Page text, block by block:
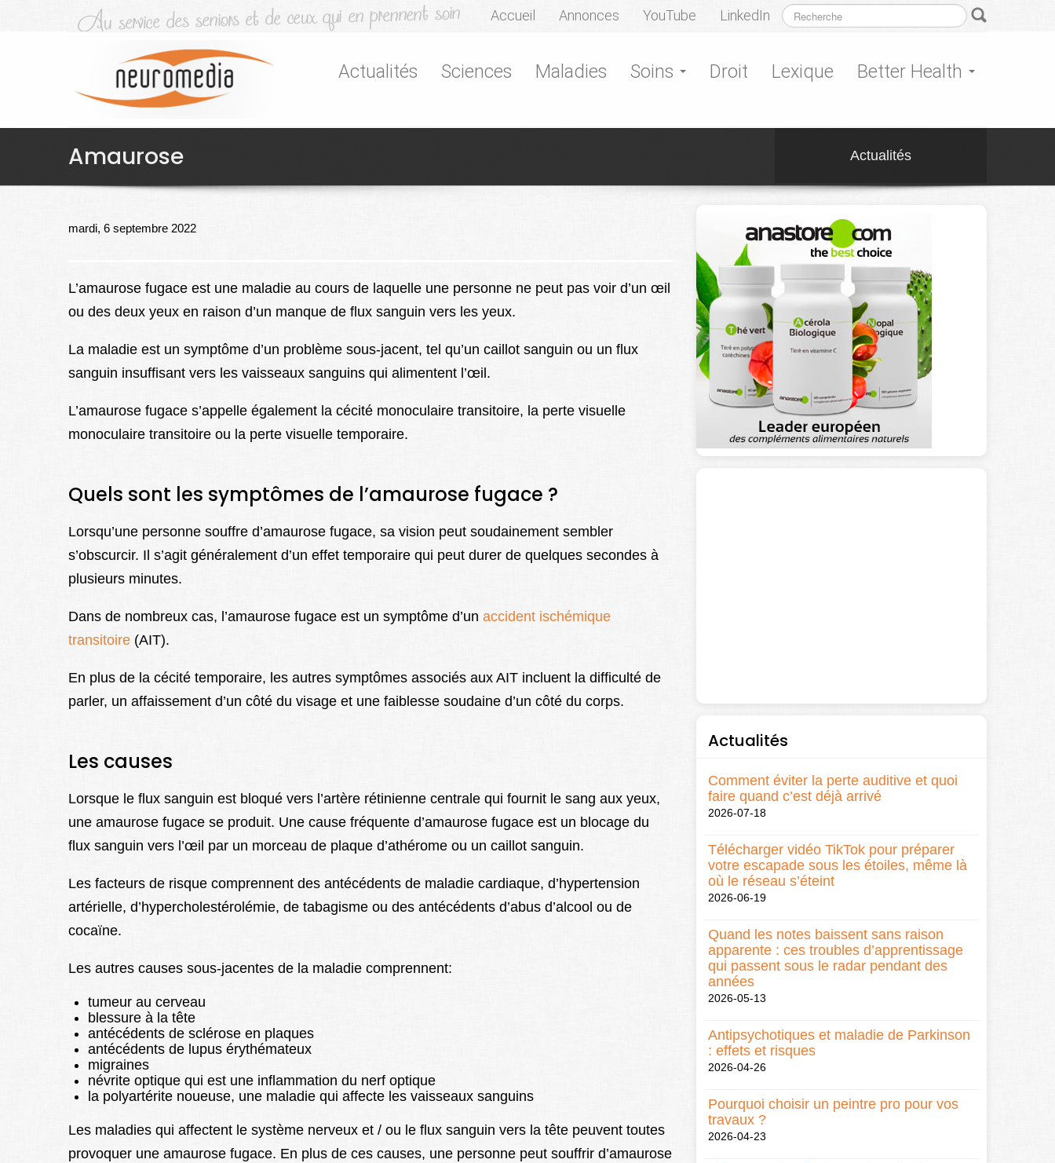
Accueil Annonces YouTube LinkedIn
Actualités Sciences Maladies Soins Droit Lexique Better Health
Amaurose Actualités
mardi, 6 septembre 2022
L’amaurose fugace est une maladie au cours de laquelle une personne ne peut pas voir d’un œil
ou des deux yeux en raison d’un manque de flux sanguin vers les yeux.
La maladie est un symptôme d’un problème sous-jacent, tel qu’un caillot sanguin ou un flux
sanguin insuffisant vers les vaisseaux sanguins qui alimentent l’œil.
L’amaurose fugace s’appelle également la cécité monoculaire transitoire, la perte visuelle
monoculaire transitoire ou la perte visuelle temporaire.
Quels sont les symptômes de l’amaurose fugace ?
Lorsqu’une personne souffre d’amaurose fugace, sa vision peut soudainement sembler
s’obscurcir. Il s’agit généralement d’un effet temporaire qui peut durer de quelques secondes à
plusieurs minutes.
Dans de nombreux cas, l’amaurose fugace est un symptôme d’un accident ischémique
transitoire (AIT).
En plus de la cécité temporaire, les autres symptômes associés aux AIT incluent la difficulté de
parler, un affaissement d’un côté du visage et une faiblesse soudaine d’un côté du corps.
Les causes
Lorsque le flux sanguin est bloqué vers l’artère rétinienne centrale qui fournit le sang aux yeux,
une amaurose fugace se produit. Une cause fréquente d’amaurose fugace est un blocage du
flux sanguin vers l’œil par un morceau de plaque d’athérome ou un caillot sanguin.
Les facteurs de risque comprennent des antécédents de maladie cardiaque, d’hypertension
artérielle, d’hypercholestérolémie, de tabagisme ou des antécédents d’abus d’alcool ou de
cocaïne.
Les autres causes sous-jacentes de la maladie comprennent:
tumeur au cerveau
blessure à la tête
antécédents de sclérose en plaques
antécédents de lupus érythémateux
migraines
névrite optique qui est une inflammation du nerf optique
la polyartérite noueuse, une maladie qui affecte les vaisseaux sanguins
Les maladies qui affectent le système nerveux et / ou le flux sanguin vers la tête peuvent toutes
provoquer une amaurose fugace. En plus de ces causes, une personne peut souffrir d’amaurose
Actualités
Comment éviter la perte auditive et quoi
faire quand c’est déjà arrivé
2026-07-18
Télécharger vidéo TikTok pour préparer
votre escapade sous les étoiles, même là
où le réseau s’éteint
2026-06-19
Quand les notes baissent sans raison
apparente : ces troubles d’apprentissage
qui passent sous le radar pendant des
années
2026-05-13
Antipsychotiques et maladie de Parkinson
: effets et risques
2026-04-26
Pourquoi choisir un peintre pro pour vos
travaux ?
2026-04-23